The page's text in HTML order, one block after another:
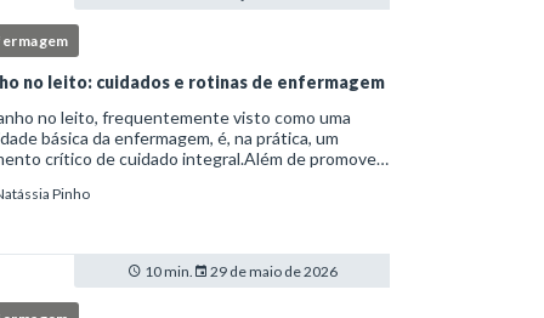
no leito: cuidados e rotinas de enfermagem
no leito, frequentemente visto como uma
básica da enfermagem, é, na prática, um
crítico de cuidado integral.Além de promover
prevenção de complicações e fortalec
Pinho
10 min. 29 de maio de 2026